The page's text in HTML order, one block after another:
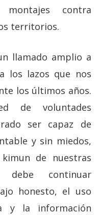
contra
territorios.
llamado amplio a
los lazos que nos
los últimos años.
de voluntades
ser capaz de
y sin miedos,
de nuestras
debe continuar
honesto, el uso
y la información